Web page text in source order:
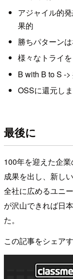
アジャイル的
果的
勝ちパターン
様々なトライ
B with B to S ->
OSSに還元し
最後に
100年を迎えた企
成果を出し、新し
全社に広めるユニ
が沢山できれば日
た。
この記事をシェア